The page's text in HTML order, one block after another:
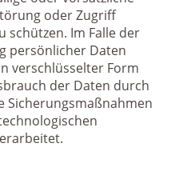
oder Zugriff
schützen. Im Falle der
persönlicher Daten
verschlüsselter Form
der Daten durch
Sicherungsmaßnahmen